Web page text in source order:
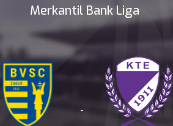
Merkantil Bank Liga
-